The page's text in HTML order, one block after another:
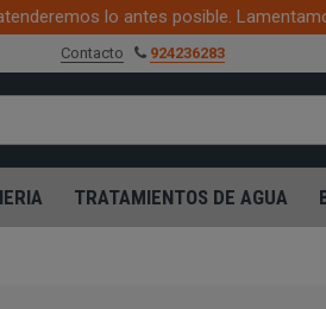
lo antes posible.
Contacto 924236283
TRATAMIENTOS DE AGUA